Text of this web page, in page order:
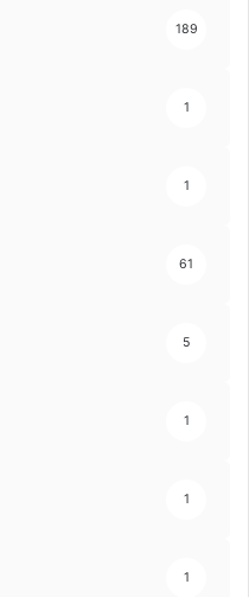
189
1
1
61
5
1
1
1